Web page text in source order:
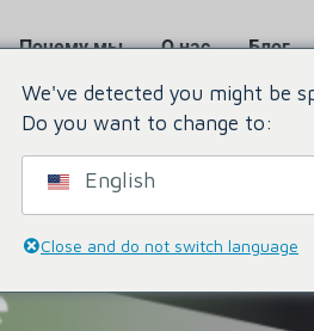
Почему мы О нас Блог
Свяжитесь с нами
We've detected you might be
Do you want to change to:
English
Close and do not switch language